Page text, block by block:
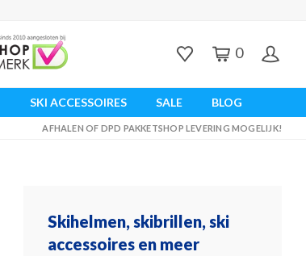
0
SKI ACCESSOIRES SALE BLOG
AFHALEN OF DPD PAKKETSHOP LEVERING MOGELIJK!
Skihelmen, skibrillen, ski
accessoires en meer